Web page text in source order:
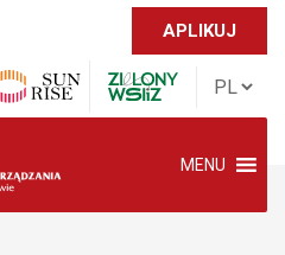
APLIKUJ
MENU